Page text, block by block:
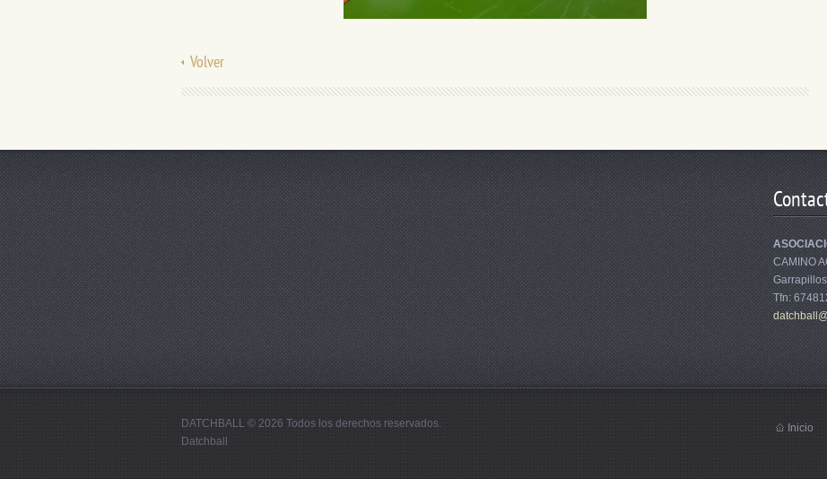
Volver
CAMINO
Tfn:
datchbal
DATCHBALL © 2026 Todos los derechos reservados.
Datchball
Inicio